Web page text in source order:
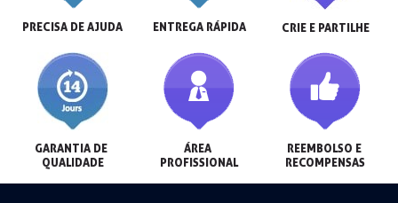
PRECISA DE AJUDA ENTREGA RÁPIDA CRIE E PARTILHE
GARANTIA DE
QUALIDADE
ÁREA
PROFISSIONAL
REEMBOLSO E
RECOMPENSAS